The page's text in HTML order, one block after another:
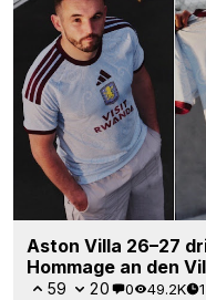
Aston Villa 26–27
Hommage an den
59 20 0 49.2K